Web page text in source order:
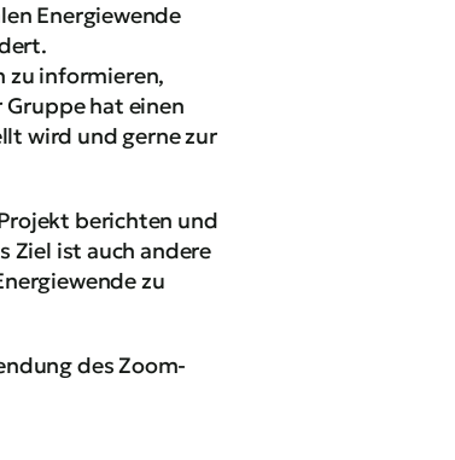
Energiewende
zu informieren,
hat einen
wird und gerne zur
berichten und
Ziel ist auch andere
zu
des Zoom-